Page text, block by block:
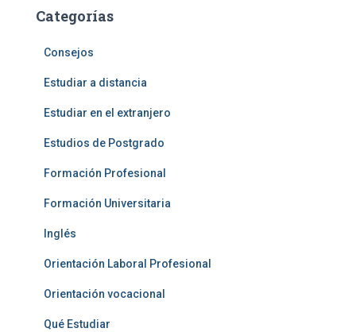
Categorías
Consejos
Estudiar a distancia
Estudiar en el extranjero
Estudios de Postgrado
Formación Profesional
Formación Universitaria
Inglés
Orientación Laboral Profesional
Orientación vocacional
Qué Estudiar